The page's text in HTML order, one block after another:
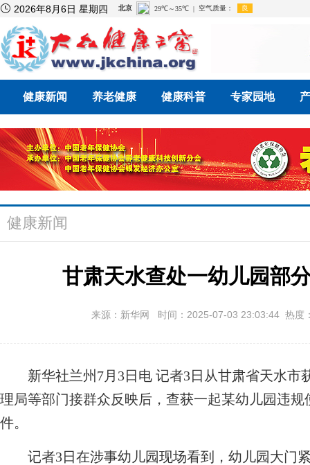
 2026年8月6日 星期四
健康新闻 养老健康 健康科普 专家园地
健康新闻
甘肃天水查处一幼儿园部
来源：新华网 时间：2025-07-03 23:03:44 热度
新华社兰州7月3日电 记者3日从甘肃省天水市
理局等部门接群众反映后，查获一起某幼儿园违
件。
记者3日在涉事幼儿园现场看到，幼儿园大门